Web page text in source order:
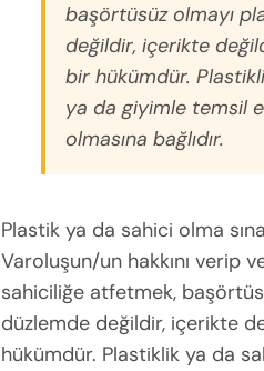
başörtüsüz olmayı
değildir, içerikte
bir hükümdür.
ya da giyimle temsil
olmasına bağlıdır.
Plastik ya da sahici olma
Varoluşun/un hakkını verip
sahiciliğe atfetmek,
düzlemde değildir, içerikte
hükümdür. Plastiklik ya da